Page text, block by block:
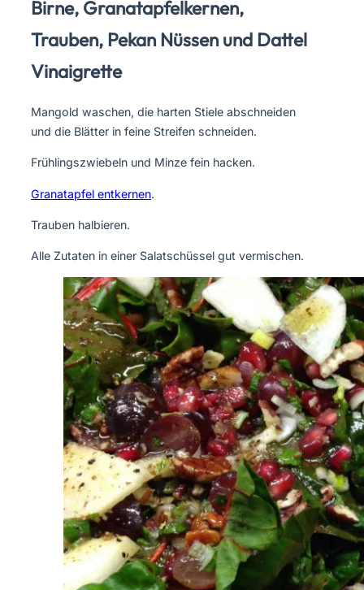
Birne, Granatapfelkernen,
Trauben, Pekan Nüssen und Dattel
Vinaigrette
Mangold waschen, die harten Stiele abschneiden
und die Blätter in feine Streifen schneiden.
Frühlingszwiebeln und Minze fein hacken.
Granatapfel entkernen.
Trauben halbieren.
Alle Zutaten in einer Salatschüssel gut vermischen.